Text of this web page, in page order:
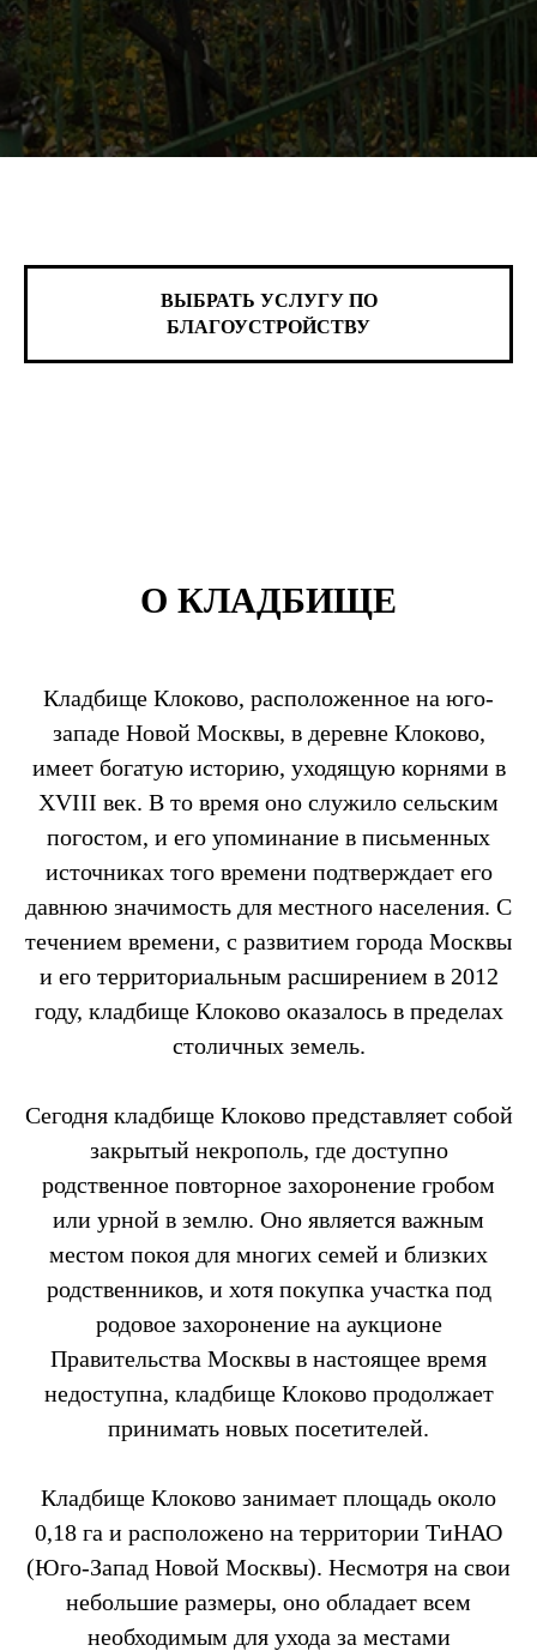
ВЫБРАТЬ УСЛУГУ ПО
БЛАГОУСТРОЙСТВУ
О КЛАДБИЩЕ
Кладбище Клоково, расположенное на юго-
западе Новой Москвы, в деревне Клоково,
имеет богатую историю, уходящую корнями в
XVIII век. В то время оно служило сельским
погостом, и его упоминание в письменных
источниках того времени подтверждает его
давнюю значимость для местного населения. С
течением времени, с развитием города Москвы
и его территориальным расширением в 2012
году, кладбище Клоково оказалось в пределах
столичных земель.
Сегодня кладбище Клоково представляет собой
закрытый некрополь, где доступно
родственное повторное захоронение гробом
или урной в землю. Оно является важным
местом покоя для многих семей и близких
родственников, и хотя покупка участка под
родовое захоронение на аукционе
Правительства Москвы в настоящее время
недоступна, кладбище Клоково продолжает
принимать новых посетителей.
Кладбище Клоково занимает площадь около
0,18 га и расположено на территории ТиНАО
(Юго-Запад Новой Москвы). Несмотря на свои
небольшие размеры, оно обладает всем
необходимым для ухода за местами